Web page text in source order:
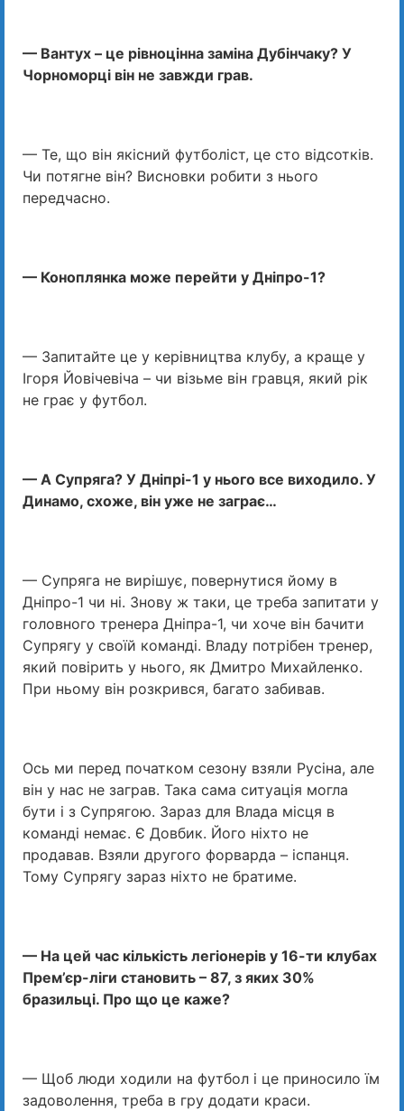
— Вантух – це рівноцінна заміна Дубінчаку? У
Чорноморці він не завжди грав.
— Те, що він якісний футболіст, це сто відсотків.
Чи потягне він? Висновки робити з нього
передчасно.
— Коноплянка може перейти у Дніпро-1?
— Запитайте це у керівництва клубу, а краще у
Ігоря Йовічевіча – чи візьме він гравця, який рік
не грає у футбол.
— А Супряга? У Дніпрі-1 у нього все виходило. У
Динамо, схоже, він уже не заграє…
— Супряга не вирішує, повернутися йому в
Дніпро-1 чи ні. Знову ж таки, це треба запитати у
головного тренера Дніпра-1, чи хоче він бачити
Супрягу у своїй команді. Владу потрібен тренер,
який повірить у нього, як Дмитро Михайленко.
При ньому він розкрився, багато забивав.
Ось ми перед початком сезону взяли Русіна, але
він у нас не заграв. Така сама ситуація могла
бути і з Супрягою. Зараз для Влада місця в
команді немає. Є Довбик. Його ніхто не
продавав. Взяли другого форварда – іспанця.
Тому Супрягу зараз ніхто не братиме.
— На цей час кількість легіонерів у 16-ти клубах
Прем’єр-ліги становить – 87, з яких 30%
бразильці. Про що це каже?
— Щоб люди ходили на футбол і це приносило їм
задоволення, треба в гру додати краси.